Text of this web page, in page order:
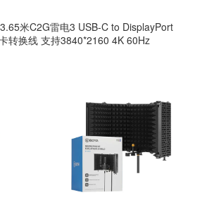
米C2G雷电3 USB-C to DisplayPort
转换线 支持3840*2160 4K 60Hz